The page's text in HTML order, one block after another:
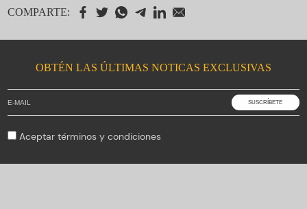
COMPARTE:
OBTÉN LAS ÚLTIMAS NOTICAS EXCLUSIVAS
Aceptartérminos y condiciones